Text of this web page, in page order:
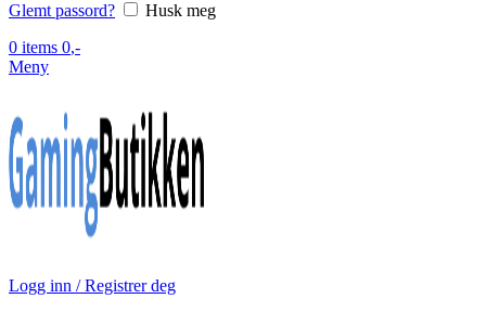
Glemt passord?
Husk meg
0 items 0,-
Meny
Logg inn / Registrer deg